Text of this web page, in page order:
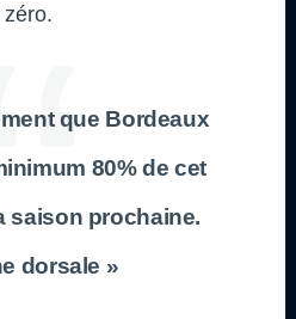
que Bordeaux
80% de cet
saison prochaine.
dorsale »